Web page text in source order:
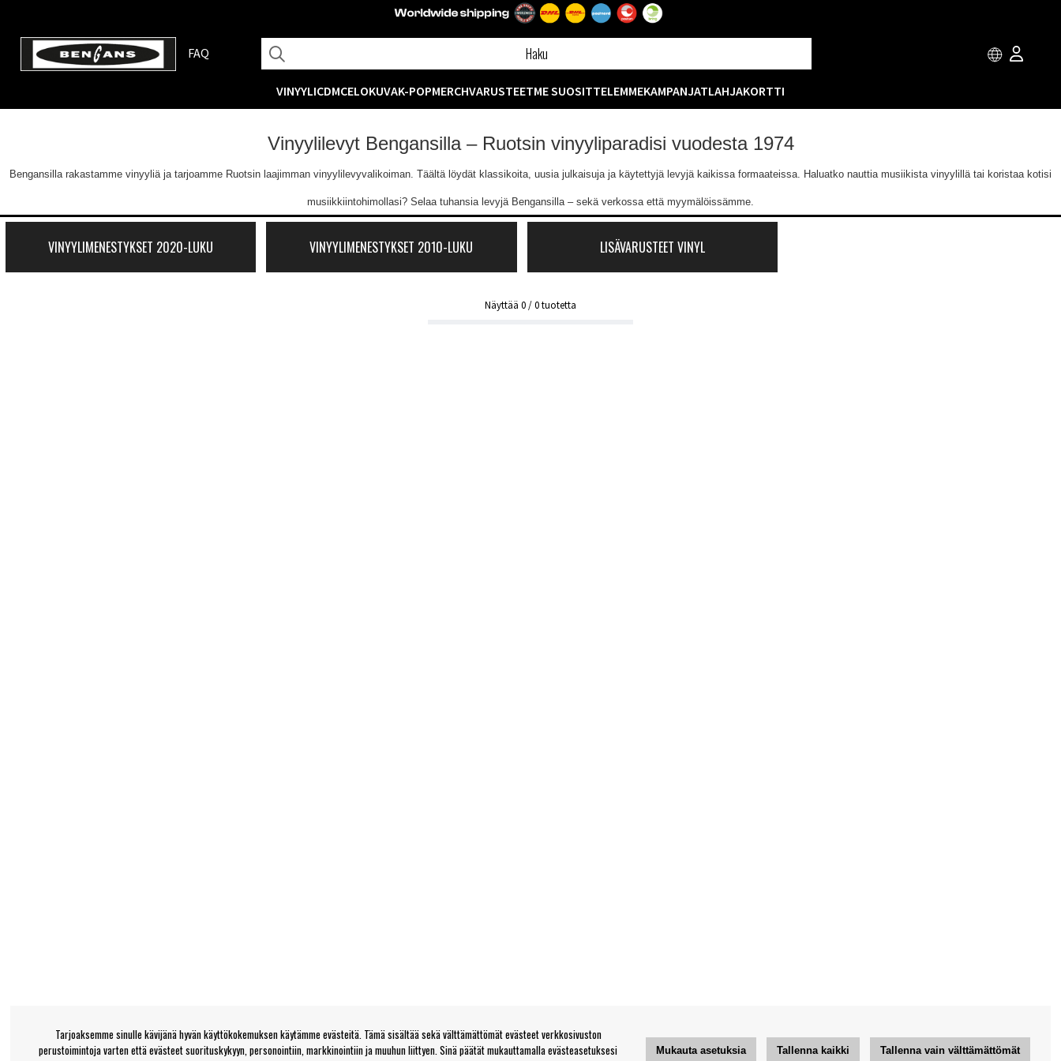
FAQ
VINYYLICDMCELOKUVAK-POPMERCHVARUSTEETME SUOSITTELEMMEKAMPANJATLAHJAKORTTI
Vinyylilevyt Bengansilla – Ruotsin vinyyliparadisi vuodesta 1974
Bengansilla rakastamme vinyyliä ja tarjoamme Ruotsin laajimman vinyylilevyvalikoiman. Täältä löydät klassikoita, uusia julkaisuja ja käytettyjä levyjä kaikissa formaateissa. Haluatko nauttia musiikista vinyylillä tai koristaa kotisi
musiikkiintohimollasi? Selaa tuhansia levyjä Bengansilla – sekä verkossa että myymälöissämme.
VINYYLIMENESTYKSET 2020-LUKU VINYYLIMENESTYKSET 2010-LUKU LISÄVARUSTEET VINYL
Näyttää 0/0tuotetta
Tarjoaksemme sinulle kävijänä hyvän käyttökokemuksen käytämme evästeitä. Tämä sisältää sekä välttämättömät evästeet verkkosivuston
perustoimintoja varten että evästeet suorituskykyyn, personointiin, markkinointiin ja muuhun liittyen. Sinä päätät mukauttamalla evästeasetuksesi
Mukauta asetuksia Tallenna kaikki Tallenna vain välttämättömät